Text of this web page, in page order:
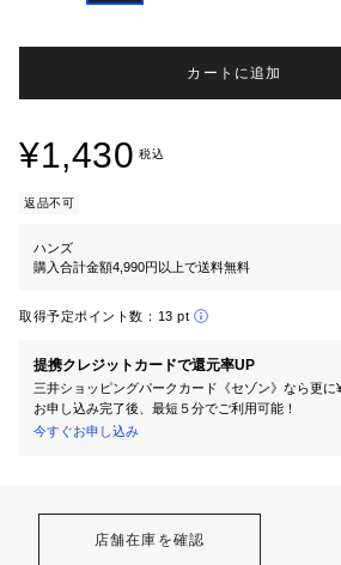
カートに追加
¥1,430 税込
返品不可
ハンズ
購入合計金額4,990円以上で送料無料
取得予定ポイント数： 13 pt
提携クレジットカードで還元率UP
三井ショッピングパークカード《セゾン》なら更に
お申し込み完了後、最短５分でご利用可能！
今すぐお申し込み
店舗在庫を確認